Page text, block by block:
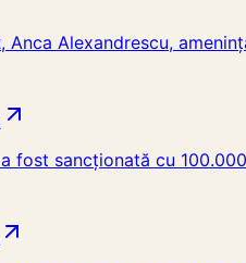
Anca Alexandrescu,
fost sancționată cu